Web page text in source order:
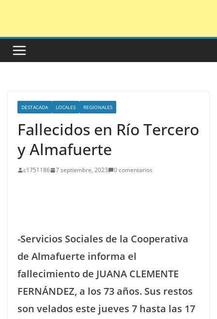
DESTACADA LOCALES REGIONALES
Fallecidos en Río Tercero
y Almafuerte
c1751186 7 septiembre, 2023 0 comentarios
-Servicios Sociales de la Cooperativa
de Almafuerte informa el
fallecimiento de JUANA CLEMENTE
FERNÁNDEZ, a los 73 años. Sus restos
son velados este jueves 7 hasta las 17